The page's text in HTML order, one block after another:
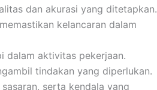
dan akurasi yang ditetapkan.
kelancaran dalam
dalam aktivitas pekerjaan.
tindakan yang diperlukan.
serta kendala yang